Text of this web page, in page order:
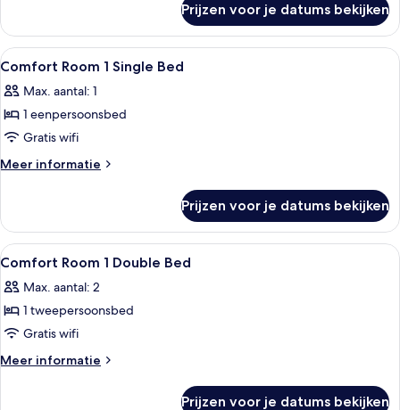
possible)
laden
1
tweepersoonsbed
(
Bed
possible)
Prijzen voor je datums bekijken
Alle
foto's
voor
Comfort
Room
1
laden
Luxe beddengoed, een kluis op de
4
Comfort Room 1 Single Bed
Max. aantal: 1
1 eenpersoonsbed
Gratis wifi
Meer informatie
Meer
Room
Single
Prijzen voor je datums bekijken
Alle
foto's
voor
Comfort
Room
1
Luxe beddengoed, een kluis op de
4
Comfort Room 1 Double Bed
Max. aantal: 2
1 tweepersoonsbed
Gratis wifi
Meer informatie
Meer
Prijzen voor je datums bekijken